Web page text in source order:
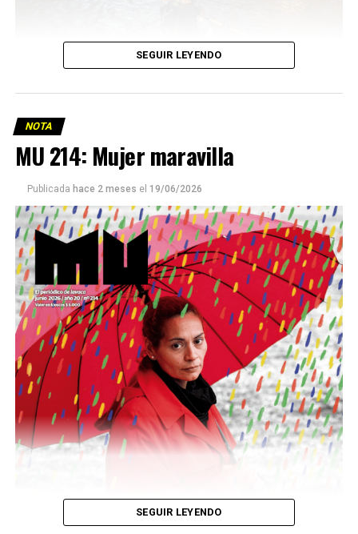
Este número 215 de MU ☝️viene con doble tapa, que
podría ser una frase:
Sin chamuyo, a remarla.
Descargar la Mu en PDF
SEGUIR LEYENDO
NOTA
MU 214: Mujer maravilla
Publicada hace 2 meses el 19/06/2026
SEGUIR LEYENDO